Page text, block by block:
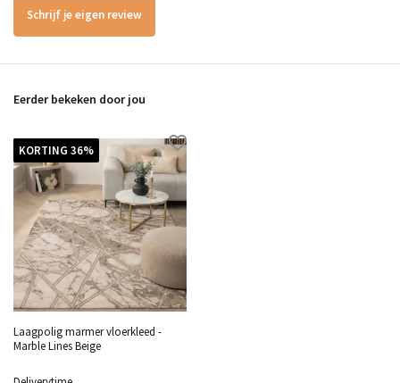
Schrijf je eigen review
Eerder bekeken door jou
KORTING 36%
Laagpolig marmer vloerkleed -
Marble Lines Beige